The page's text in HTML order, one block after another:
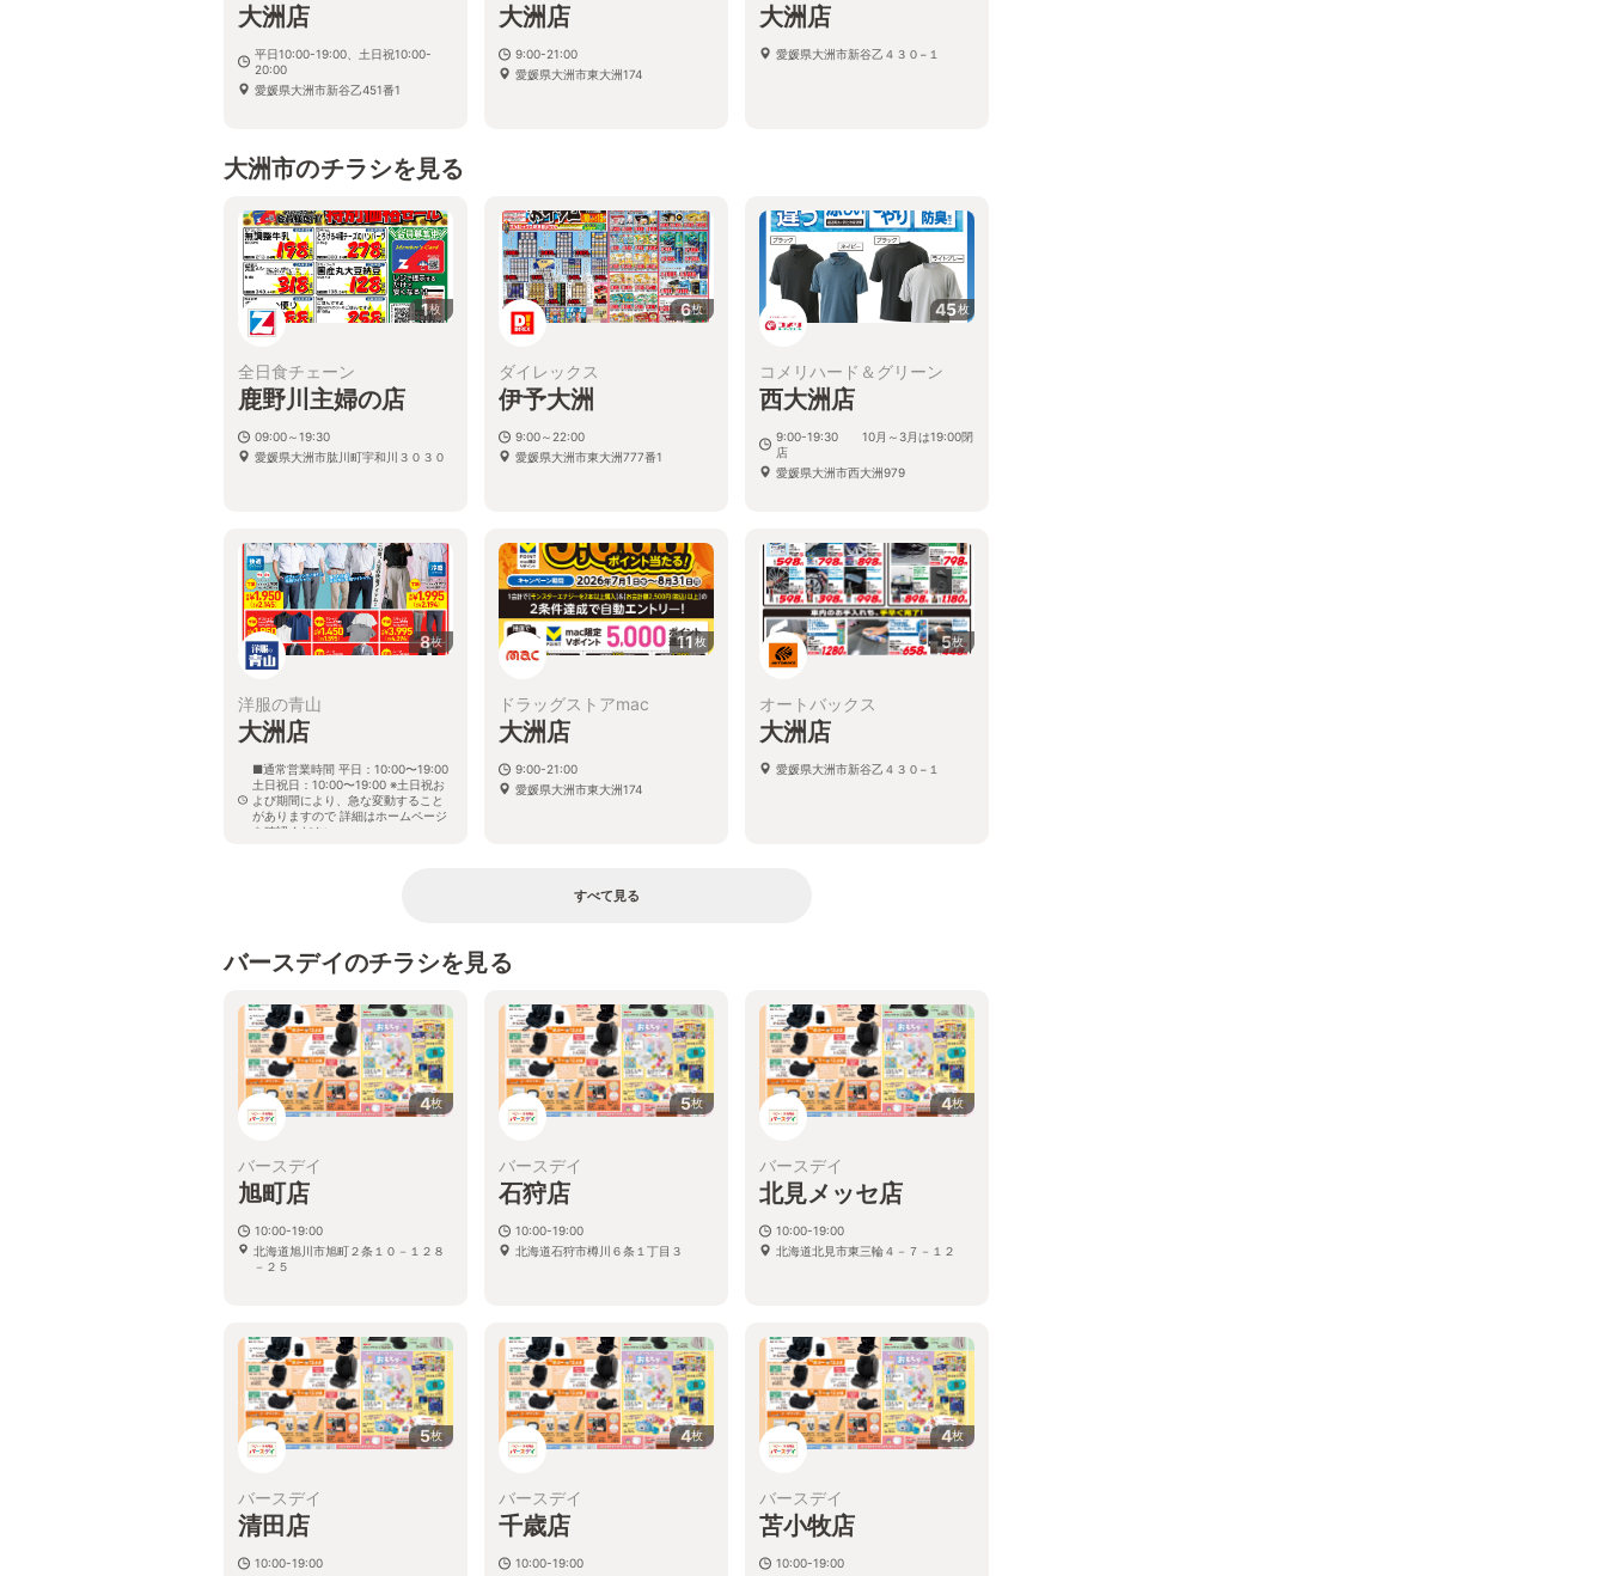
大洲店
平日10:00-19:00、土日祝10:00-
20:00
愛媛県大洲市新谷乙451番1
大洲店
9:00-21:00
愛媛県大洲市東大洲174
大洲店
愛媛県大洲市新谷乙４３０−１
大洲市のチラシを見る
1枚
全日食チェーン
鹿野川主婦の店
09:00～19:30
愛媛県大洲市肱川町宇和川３０３０
6枚
ダイレックス
伊予大洲
9:00～22:00
愛媛県大洲市東大洲777番1
45枚
コメリハード＆グリーン
西大洲店
9:00-19:30 10月～3月は19:00閉
店
愛媛県大洲市西大洲979
8枚
洋服の青山
大洲店
■通常営業時間 平日：10:00〜19:00
土日祝日：10:00〜19:00 ※土日祝お
よび期間により、急な変動すること
がありますので 詳細はホームページ
を確認ください
11枚
ドラッグストアmac
大洲店
9:00-21:00
愛媛県大洲市東大洲174
5枚
オートバックス
大洲店
愛媛県大洲市新谷乙４３０−１
すべて見る
バースデイのチラシを見る
4枚
バースデイ
旭町店
10:00-19:00
北海道旭川市旭町２条１０－１２８
－２５
5枚
バースデイ
石狩店
10:00-19:00
北海道石狩市樽川６条１丁目３
4枚
バースデイ
北見メッセ店
10:00-19:00
北海道北見市東三輪４－７－１２
5枚
バースデイ
清田店
10:00-19:00
4枚
バースデイ
千歳店
10:00-19:00
4枚
バースデイ
苫小牧店
10:00-19:00